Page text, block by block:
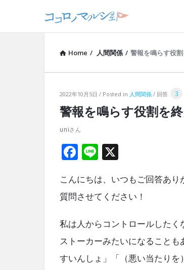
Home / 人間関係 / 警報を鳴らす役
コ
コ
ロ
ノ
マ
ル
シ
ェ
Latest
2022年10月5日 Posted in 人間関係 回答 3
警報を鳴らす役割を
uni
F
ce
b
o
o
Li
e
こんにちは、いつもご回答あり
質問させてください！
私は人からコントロールした
ストーカーみたいになること
すいんしょ」「（悪い当たり